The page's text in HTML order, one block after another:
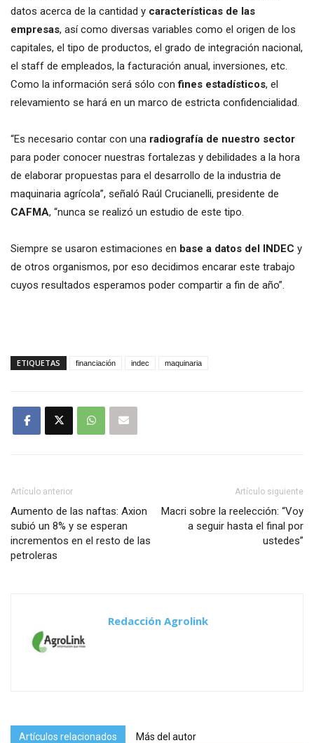
datos acerca de la cantidad y características de las
empresas, así como diversas variables como el origen de los
capitales, el tipo de productos, el grado de integración nacional,
el staff de empleados, la facturación anual, inversiones, etc.
Como la información será sólo con fines estadísticos, el
relevamiento se hará en un marco de estricta confidencialidad.
“Es necesario contar con una radiografía de nuestro sector
para poder conocer nuestras fortalezas y debilidades a la hora
de elaborar propuestas para el desarrollo de la industria de
maquinaria agrícola”, señaló Raúl Crucianelli, presidente de
CAFMA, “nunca se realizó un estudio de este tipo.
Siempre se usaron estimaciones en base a datos del INDEC y
de otros organismos, por eso decidimos encarar este trabajo
cuyos resultados esperamos poder compartir a fin de año”.
ETIQUETAS financiación indec maquinaria
Artículo anterior
Aumento de las naftas: Axion
subió un 8% y se esperan
incrementos en el resto de las
petroleras
Artículo siguiente
Macri sobre la reelección: “Voy
a seguir hasta el final por
ustedes”
Redacción Agrolink
Artículos relacionados Más del autor